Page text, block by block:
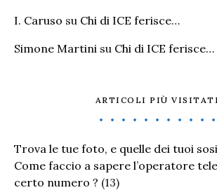
I. Caruso su Chi di ICE ferisce…
Simone Martini su Chi di ICE ferisce…
ARTICOLI PIÙ VISITATI
Trova le tue foto, e quelle dei tuoi
Come faccio a sapere l’operatore
certo numero ? (13)